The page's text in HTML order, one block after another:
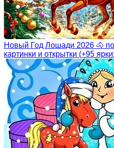
Новый Год Лошади 2026 🐴
картинки и открытки (+95